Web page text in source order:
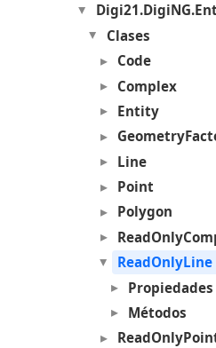
Clases
Code
Complex
Entity
Line
Point
Polygon
ReadOnlyLine
Propiedades
Métodos